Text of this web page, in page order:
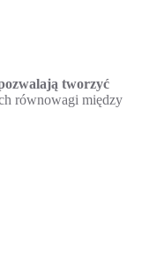
tworzyć
równowagi między